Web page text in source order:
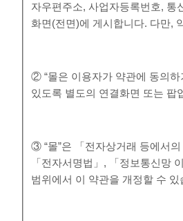
자우편주소, 사업자등록번호, 통
화면(전면)에 게시합니다. 다만,
② “몰은 이용자가 약관에 동의
있도록 별도의 연결화면 또는 팝
③ “몰”은 「전자상거래 등에서
「전자서명법」, 「정보통신망
범위에서 이 약관을 개정할 수 있